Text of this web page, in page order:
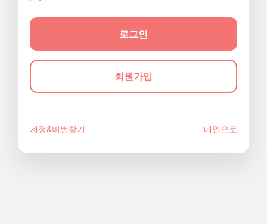
회원가입
계정&비번찾기 메인으로